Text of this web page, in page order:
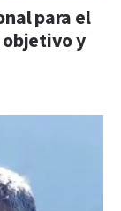
para el
objetivo y